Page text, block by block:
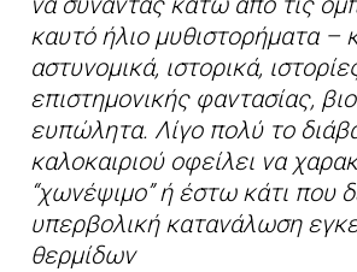
καυτό ήλιο μυθιστορήματα –
αστυνομικά, ιστορικά,
επιστημονικής φαντασίας,
ευπώλητα. Λίγο πολύ το
καλοκαιριού οφείλει να
“χωνέψιμο” ή έστω κάτι που
υπερβολική κατανάλωση
θερμίδων